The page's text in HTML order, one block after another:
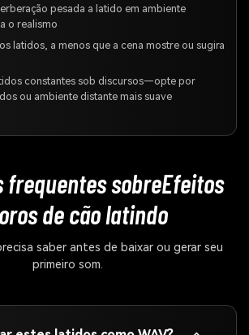
pesada a latido em ambiente
o realismo
latidos, a menos que a cena mostre ou sugira
constantes sob discursos—opte por
ou ambiente distante mais suave
frequentes sobreEfeitos
de cão latindo
saber antes de baixar ou gerar seu
primeiro som.